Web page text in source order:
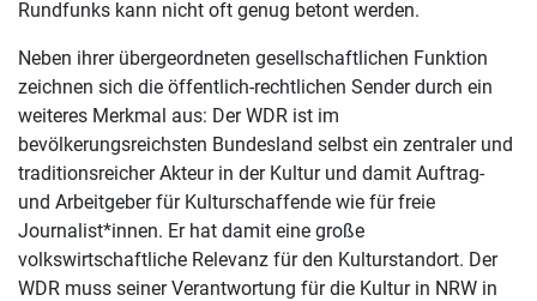
Rundfunks kann nicht oft genug betont werden.
Neben ihrer übergeordneten gesellschaftlichen Funktion
zeichnen sich die öffentlich-rechtlichen Sender durch ein
weiteres Merkmal aus: Der WDR ist im
bevölkerungsreichsten Bundesland selbst ein zentraler und
traditionsreicher Akteur in der Kultur und damit Auftrag-
und Arbeitgeber für Kulturschaffende wie für freie
Journalist*innen. Er hat damit eine große
volkswirtschaftliche Relevanz für den Kulturstandort. Der
WDR muss seiner Verantwortung für die Kultur in NRW in